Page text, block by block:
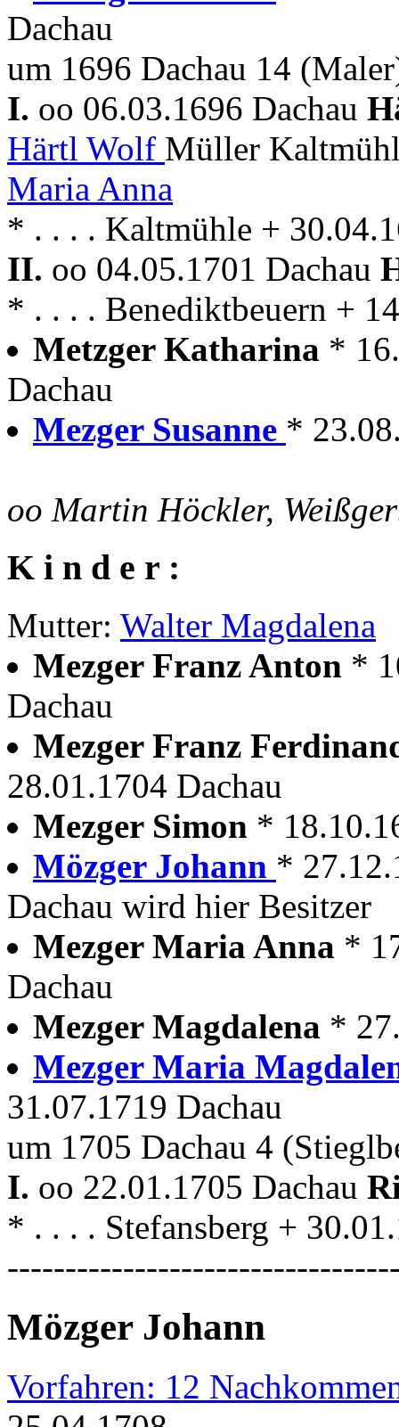
Dachau
um 1696 Dachau 14
I. oo 06.03.1696 Dachau
Härtl Wolf Müller
Maria Anna
* . . . . Kaltmühle +
II. oo 04.05.1701 Dachau
* . . . . Benediktbeuern +
Metzger Katharina *
Dachau
Mezger Susanne *
oo Martin Höckler,
K i n d e r :
Mutter: Walter Magdalena
Mezger Franz Anton *
Dachau
Mezger Franz
28.01.1704 Dachau
Mezger Simon *
Mözger Johann *
Dachau wird hier Besitzer
Mezger Maria Anna *
Dachau
Mezger Magdalena *
Mezger Maria
31.07.1719 Dachau
um 1705 Dachau 4
I. oo 22.01.1705 Dachau
* . . . . Stefansberg +
Mözger Johann
Vorfahren: 12